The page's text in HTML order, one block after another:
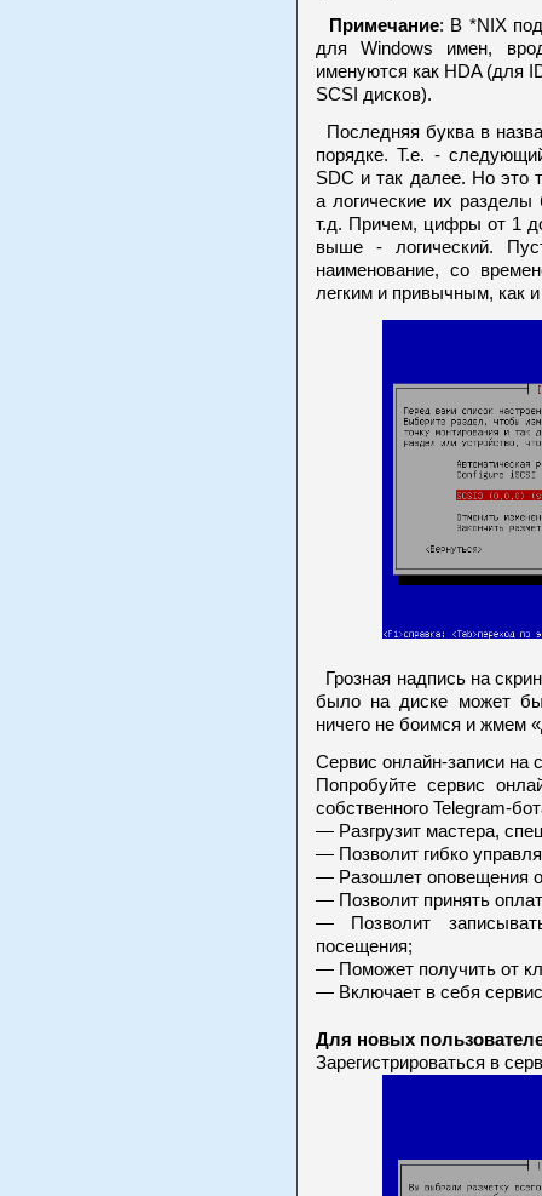
Примечание: В *NIX
для Windows имен,
именуются как HDA (для
SCSI дисков).
Последняя буква в
порядке. Т.е. -
SDC и так далее. Но это
а логические их
т.д. Причем, цифры от 1
выше - логический.
наименование, со
легким и привычным, как
Грозная надпись на
было на диске может
ничего не боимся и жмем
Сервис онлайн-записи на
Попробуйте сервис
собственного Telegram-
— Разгрузит мастера,
— Позволит гибко
— Разошлет оповещения
— Позволит принять
— Позволит
посещения;
— Поможет получить от
— Включает в себя
Для новых
Зарегистрироваться в